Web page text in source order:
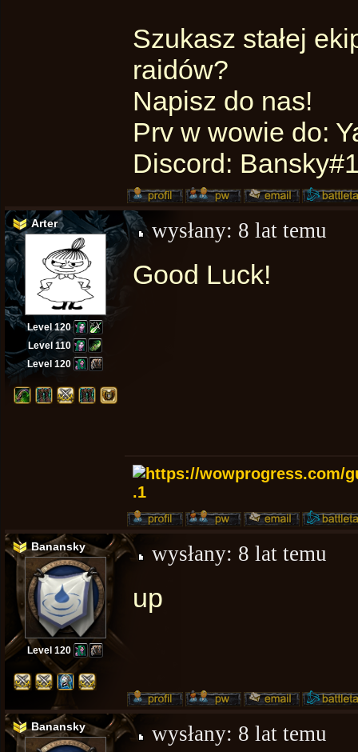
Szukasz stałej
raidów?
Napisz do nas!
Prv w wowie do:
Discord:
Arter
Level 120
Level 110
Level 120
wysłany: 8 lat temu
Good Luck!
Banansky
Level 120
wysłany: 8 lat temu
up
Banansky wysłany: 8 lat temu